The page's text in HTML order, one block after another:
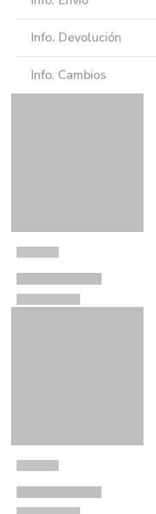
Info. Devolución
Info. Cambios